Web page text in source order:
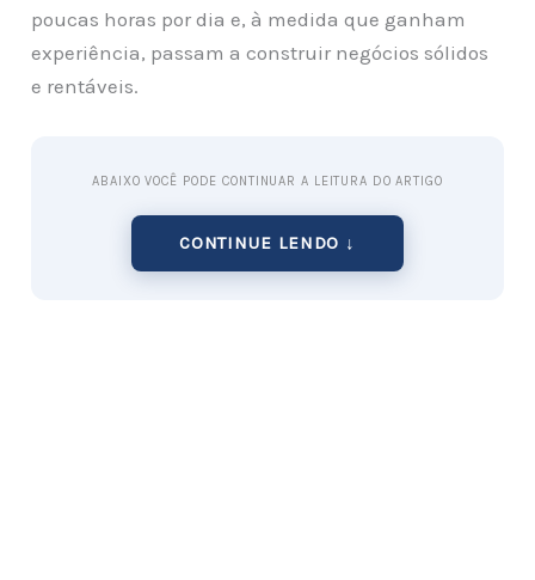
poucas horas por dia e, à medida que ganham
experiência, passam a construir negócios sólidos
e rentáveis.
ABAIXO VOCÊ PODE CONTINUAR A LEITURA DO ARTIGO
CONTINUE LENDO ↓